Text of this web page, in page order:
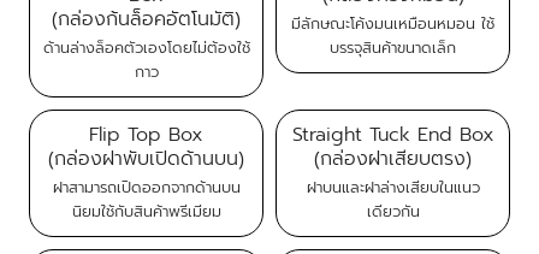
(กล่องก้นล็อคอัตโนมัติ)
ด้านล่างล็อคตัวเองโดยไม่ต้องใช้
กาว
มีลักษณะโค้งมนเหมือนหมอน ใช้
บรรจุสินค้าขนาดเล็ก
Flip Top Box
(กล่องฝาพับเปิดด้านบน)
ฝาสามารถเปิดออกจากด้านบน
นิยมใช้กับสินค้าพรีเมียม
Straight Tuck End Box
(กล่องฝาเสียบตรง)
ฝาบนและฝาล่างเสียบในแนว
เดียวกัน